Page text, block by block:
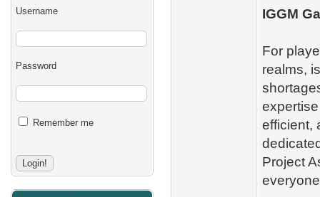
Username
Password
Remember me
IGGM
For
realms,
efficient,
Project